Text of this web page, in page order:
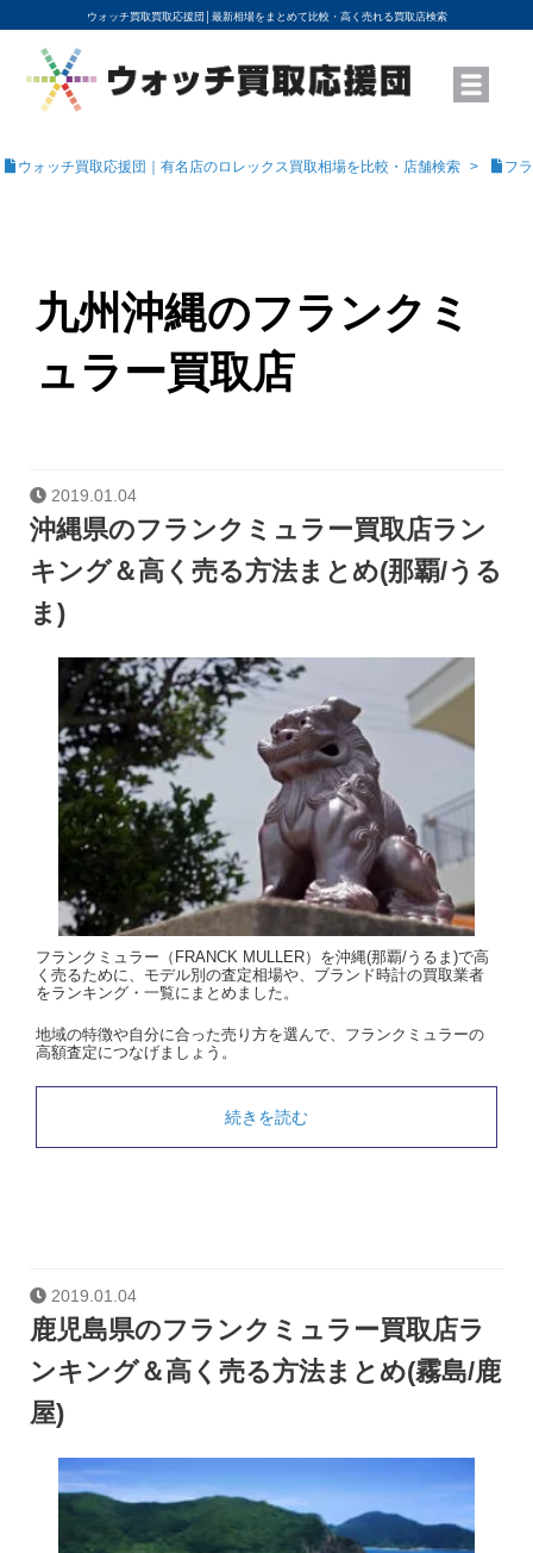
ウォッチ買取買取応援団│ 最新相場をまとめて比較・高く売れる買取店検索
YouTubeで動画を公開中
ROLEXモデル名から買取相場を調べる
高級時計ブランド名から買取相場を調べる
地域から買取店を探す
店舗名から買取店を探す
ブランド時計を高く売る方法
買取査定を依頼する
ウォッチ買取応援団｜有名店のロレックス買取相場を比較・店舗検索 フ
九州沖縄のフランクミ
ュラー買取店
2019.01.04
沖縄県のフランクミュラー買取店ラン
キング＆高く売る方法まとめ(那覇/うる
ま)
フランクミュラー（FRANCK MULLER）を沖縄(那覇/うるま)で高
く売るために、モデル別の査定相場や、ブランド時計の買取業者
をランキング・一覧にまとめました。
地域の特徴や自分に合った売り方を選んで、フランクミュラーの
高額査定につなげましょう。
続きを読む
2019.01.04
鹿児島県のフランクミュラー買取店ラ
ンキング＆高く売る方法まとめ(霧島/鹿
屋)